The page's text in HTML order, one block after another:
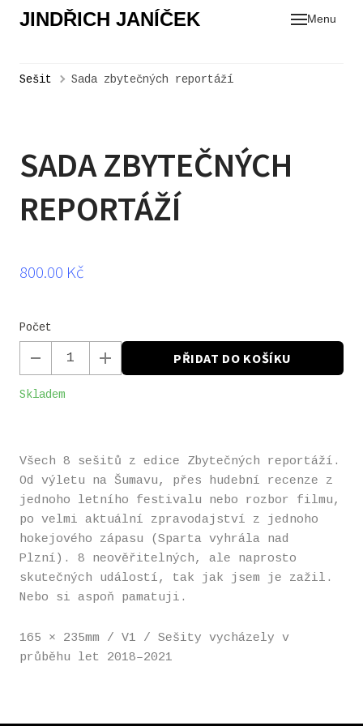
Menu
JINDŘICH JANÍČEK
Sešit Sada zbytečných reportáží
SADA ZBYTEČNÝCH
REPORTÁŽÍ
Cena:
800.00 Kč
Počet
PŘIDAT DO KOŠÍKU
Skladem
Všech 8 sešitů z edice Zbytečných reportáží.
Od výletu na Šumavu, přes hudební recenze z
jednoho letního festivalu nebo rozbor filmu,
po velmi aktuální zpravodajství z jednoho
hokejového zápasu (Sparta vyhrála nad
Plzní). 8 neověřitelných, ale naprosto
skutečných událostí, tak jak jsem je zažil.
Nebo si aspoň pamatuji.
165 × 235mm / V1 / Sešity vycházely v
průběhu let 2018–2021